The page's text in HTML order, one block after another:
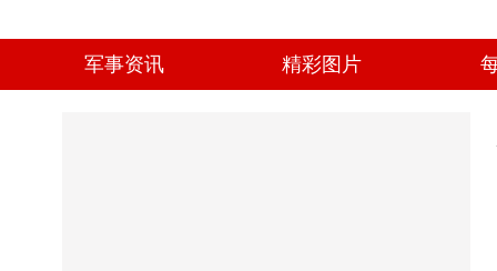
军事资讯 精彩图片